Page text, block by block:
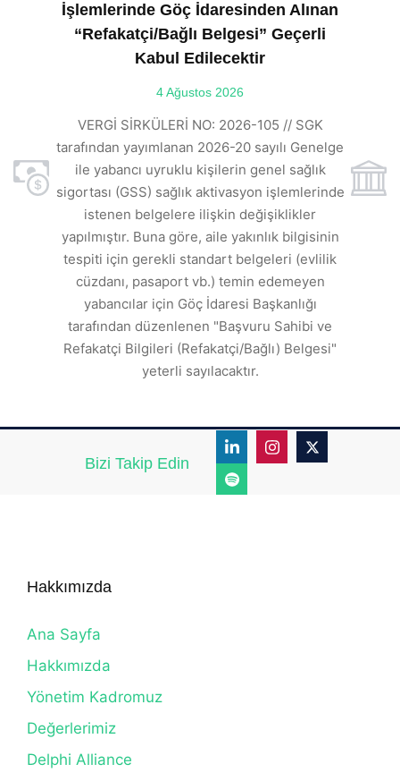
İşlemlerinde Göç İdaresinden Alınan
“Refakatçi/Bağlı Belgesi” Geçerli
Kabul Edilecektir
4 Ağustos 2026
VERGİ SİRKÜLERİ NO: 2026-105 // SGK
tarafından yayımlanan 2026-20 sayılı Genelge
ile yabancı uyruklu kişilerin genel sağlık
sigortası (GSS) sağlık aktivasyon işlemlerinde
istenen belgelere ilişkin değişiklikler
yapılmıştır. Buna göre, aile yakınlık bilgisinin
tespiti için gerekli standart belgeleri (evlilik
cüzdanı, pasaport vb.) temin edemeyen
yabancılar için Göç İdaresi Başkanlığı
tarafından düzenlenen "Başvuru Sahibi ve
Refakatçi Bilgileri (Refakatçi/Bağlı) Belgesi"
yeterli sayılacaktır.
Bizi Takip Edin
Hakkımızda
Ana Sayfa
Hakkımızda
Yönetim Kadromuz
Değerlerimiz
Delphi Alliance